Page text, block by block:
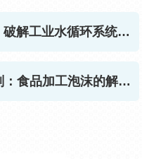
蓝星AX-380消泡剂：破解工业水循环系统水泡沫难题
信越KM-72GS消泡剂：食品加工泡沫的解决能手！